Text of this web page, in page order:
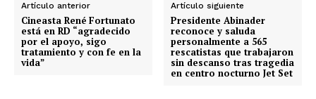
Artículo anterior
Cineasta René Fortunato
está en RD “agradecido
por el apoyo, sigo
tratamiento y con fe en la
vida”
Artículo siguiente
Presidente Abinader
reconoce y saluda
personalmente a 565
rescatistas que trabajaron
sin descanso tras tragedia
en centro nocturno Jet Set